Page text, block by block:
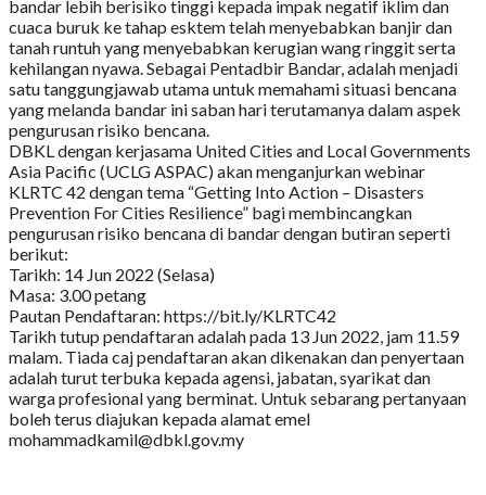
bandar lebih berisiko tinggi kepada impak negatif iklim dan
cuaca buruk ke tahap esktem telah menyebabkan banjir dan
tanah runtuh yang menyebabkan kerugian wang ringgit serta
kehilangan nyawa. Sebagai Pentadbir Bandar, adalah menjadi
satu tanggungjawab utama untuk memahami situasi bencana
yang melanda bandar ini saban hari terutamanya dalam aspek
pengurusan risiko bencana.
DBKL dengan kerjasama United Cities and Local Governments
Asia Pacific (UCLG ASPAC) akan menganjurkan webinar
KLRTC 42 dengan tema “Getting Into Action – Disasters
Prevention For Cities Resilience” bagi membincangkan
pengurusan risiko bencana di bandar dengan butiran seperti
berikut:
Tarikh: 14 Jun 2022 (Selasa)
Masa: 3.00 petang
Pautan Pendaftaran: https://bit.ly/KLRTC42
Tarikh tutup pendaftaran adalah pada 13 Jun 2022, jam 11.59
malam. Tiada caj pendaftaran akan dikenakan dan penyertaan
adalah turut terbuka kepada agensi, jabatan, syarikat dan
warga profesional yang berminat. Untuk sebarang pertanyaan
boleh terus diajukan kepada alamat emel
mohammadkamil@dbkl.gov.my